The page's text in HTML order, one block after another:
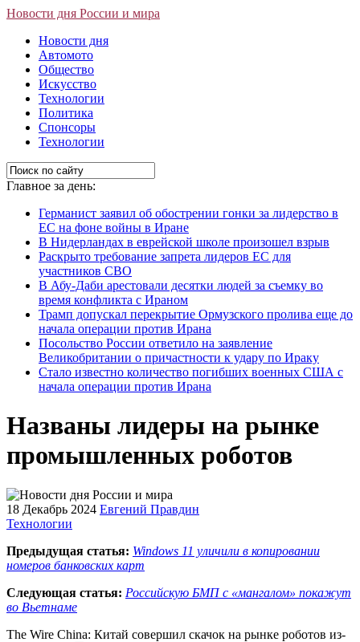
Новости дня России и мира
Новости дня
Автомото
Общество
Искусство
Технологии
Политика
Спонсоры
Технологии
Главное за день:
Германист заявил об обострении гонки за лидерство в
ЕС на фоне войны в Иране
В Нидерландах в еврейской школе произошел взрыв
Раскрыто требование запрета лидеров ЕС для
участников СВО
В Абу-Даби арестовали десятки людей за съемку во
время конфликта с Ираном
Трамп допускал перекрытие Ормузского пролива еще до
начала операции против Ирана
Посольство России ответило на заявление
Великобритании о причастности к удару по Ираку
Стало известно количество погибших военных США с
начала операции против Ирана
Названы лидеры на рынке
промышленных роботов
18 Декабрь 2024 Евгений Правдин
Технологии
Предыдущая статья: Windows 11 уличили в копировании
номеров банковских карт
Следующая статья: Российскую БМП с «мангалом» покажут
во Вьетнаме
The Wire China: Китай совершил скачок на рынке роботов из-